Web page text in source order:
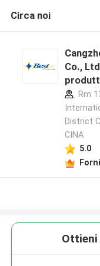
Circa noi
Co.,
Rm
District
CINA
5.0
Ottieni